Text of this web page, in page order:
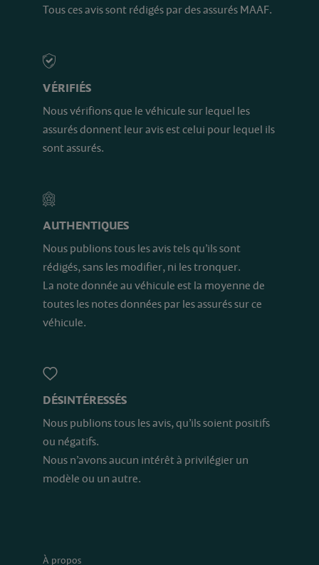
Tous ces avis sont rédigés par des assurés MAAF.
VÉRIFIÉS
Nous vérifions que le véhicule sur lequel les
assurés donnent leur avis est celui pour lequel ils
sont assurés.
AUTHENTIQUES
Nous publions tous les avis tels qu’ils sont
rédigés, sans les modifier, ni les tronquer.
La note donnée au véhicule est la moyenne de
toutes les notes données par les assurés sur ce
véhicule.
DÉSINTÉRESSÉS
Nous publions tous les avis, qu’ils soient positifs
ou négatifs.
Nous n’avons aucun intérêt à privilégier un
modèle ou un autre.
À propos